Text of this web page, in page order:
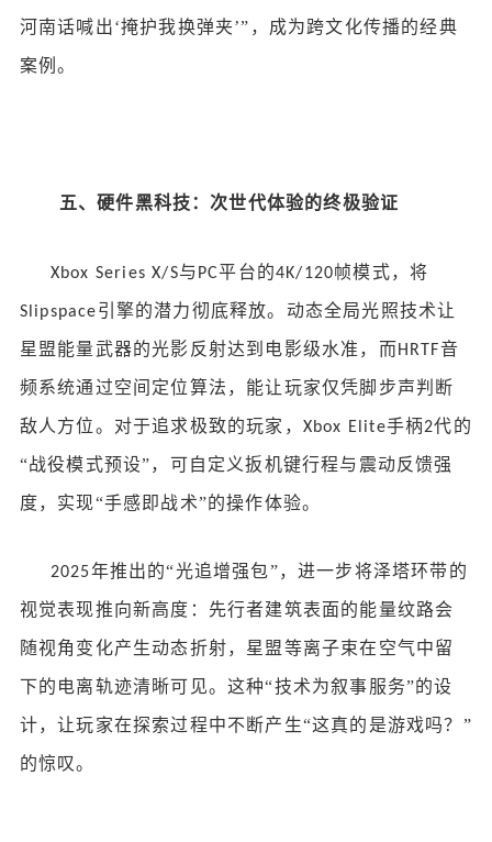
河南话喊出‘掩护我换弹夹’”，成为跨文化传播的经典
案例。
五、硬件黑科技：次世代体验的终极验证
Xbox Series X/S与 PC平台的4K/120帧模式，将
Slipspace引擎的潜力彻底释放。动态全局光照技术让
星盟能量武器的光影反射达到电影级水准，而 HRTF音
频系统通过空间定位算法，能让玩家仅凭脚步声判断
敌人方位。对于追求极致的玩家， Xbox Elite手柄2代的
“战役模式预设”，可自定义扳机键行程与震动反馈强
度，实现“手感即战术”的操作体验。
2025年推出的“光追增强包”，进一步将泽塔环带的
视觉表现推向新高度：先行者建筑表面的能量纹路会
随视角变化产生动态折射，星盟等离子束在空气中留
下的电离轨迹清晰可见。这种“技术为叙事服务”的设
计，让玩家在探索过程中不断产生“这真的是游戏吗？”
的惊叹。